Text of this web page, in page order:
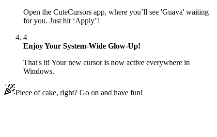
Open the CuteCursors app, where you’ll see 'Guava' waiting
for you. Just hit ‘Apply’!
4
Enjoy Your System-Wide Glow-Up!
That's it! Your new cursor is now active everywhere in
Windows.
Piece of cake, right? Go on and have fun!